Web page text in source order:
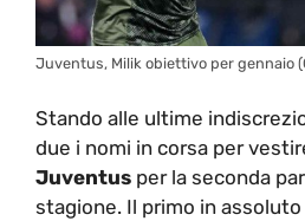
Juventus, Milik obiettivo per gennaio
Stando alle ultime
due i nomi in corsa per
Juventus per la seconda
stagione. Il primo in assoluto